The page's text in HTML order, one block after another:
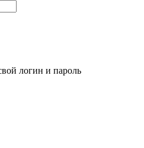
логин и пароль